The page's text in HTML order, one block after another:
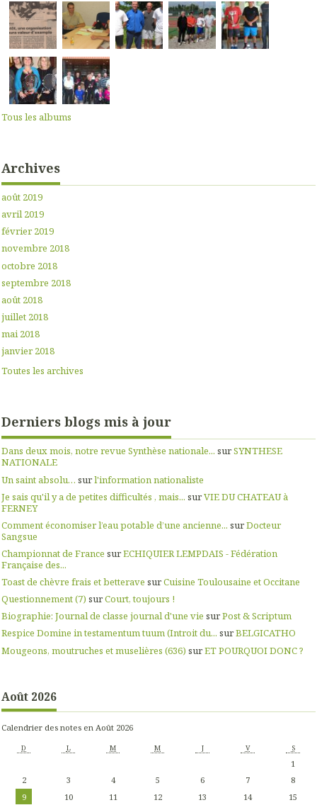
Tous les albums
Archives
août 2019
avril 2019
février 2019
novembre 2018
octobre 2018
septembre 2018
août 2018
juillet 2018
mai 2018
janvier 2018
Toutes les archives
Derniers blogs mis à jour
Dans deux mois, notre revue Synthèse nationale... surSYNTHESE
NATIONALE
Un saint absolu… surl'information nationaliste
Je sais qu'il y a de petites difficultés , mais... surVIE DU CHATEAU à
FERNEY
Comment économiser l’eau potable d’une ancienne... surDocteur
Sangsue
Championnat de France surECHIQUIER LEMPDAIS - Fédération
Française des...
Toast de chèvre frais et betterave surCuisine Toulousaine et Occitane
Questionnement (7) surCourt, toujours !
Biographie: Journal de classe journal d'une vie surPost & Scriptum
Respice Domine in testamentum tuum (Introit du... surBELGICATHO
Mougeons, moutruches et muselières (636) surET POURQUOI DONC ?
Août 2026
Calendrier des notes en Août 2026
D L M M J V S
1
2
3 4 5 6 7
8
9
10 11 12 13 14 15